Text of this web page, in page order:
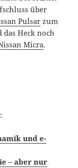
über
Pulsar zum
Heck noch
Micra.
und e-
– aber nur